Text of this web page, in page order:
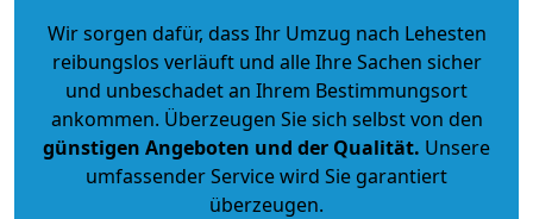
Wir sorgen dafür, dass Ihr Umzug nach Lehesten
reibungslos verläuft und alle Ihre Sachen sicher
und unbeschadet an Ihrem Bestimmungsort
ankommen. Überzeugen Sie sich selbst von den
günstigen Angeboten und der Qualität. Unsere
umfassender Service wird Sie garantiert
überzeugen.